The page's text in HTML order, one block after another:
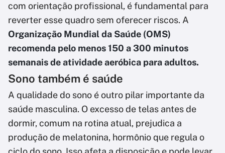
com orientação profissional, é fundamental para
reverter esse quadro sem oferecer riscos. A
Organização Mundial da Saúde (OMS)
recomenda pelo menos 150 a 300 minutos
semanais de atividade aeróbica para adultos.
Sono também é saúde
A qualidade do sono é outro pilar importante da
saúde masculina. O excesso de telas antes de
dormir, comum na rotina atual, prejudica a
produção de melatonina, hormônio que regula o